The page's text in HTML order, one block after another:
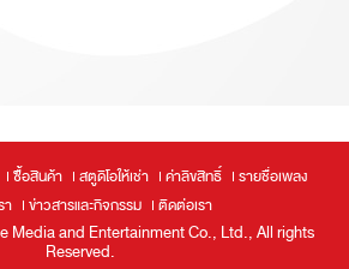
ซื้อสินค้า สตูดิโอให้เช่า ค่าลิขสิทธิ์
รายชื่อเพลง
า
ข่าวสารและกิจกรรม ติดต่อเรา
Media and Entertainment Co., Ltd., All rights
Reserved.